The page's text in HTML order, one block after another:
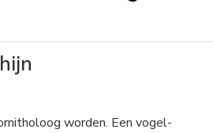
worden. Een vogel-